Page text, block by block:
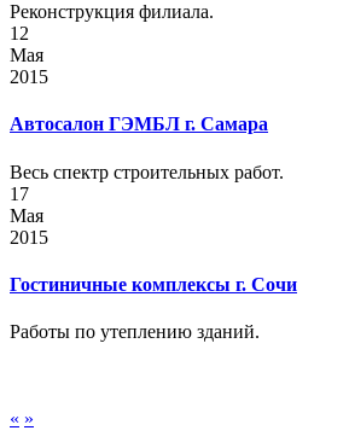
Реконструкция филиала.
12
Мая
2015
Автосалон ГЭМБЛ г. Самара
Весь спектр строительных работ.
17
Мая
2015
Гостиничные комплексы г. Сочи
Работы по утеплению зданий.
« »